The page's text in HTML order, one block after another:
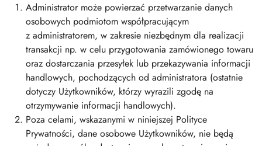
Administrator może powierzać przetwarzanie danych
osobowych podmiotom współpracującym
z administratorem, w zakresie niezbędnym dla realizacji
transakcji np. w celu przygotowania zamówionego towaru
oraz dostarczania przesyłek lub przekazywania informacji
handlowych, pochodzących od administratora (ostatnie
dotyczy Użytkowników, którzy wyrazili zgodę na
otrzymywanie informacji handlowych).
Poza celami, wskazanymi w niniejszej Polityce
Prywatności, dane osobowe Użytkowników, nie będą